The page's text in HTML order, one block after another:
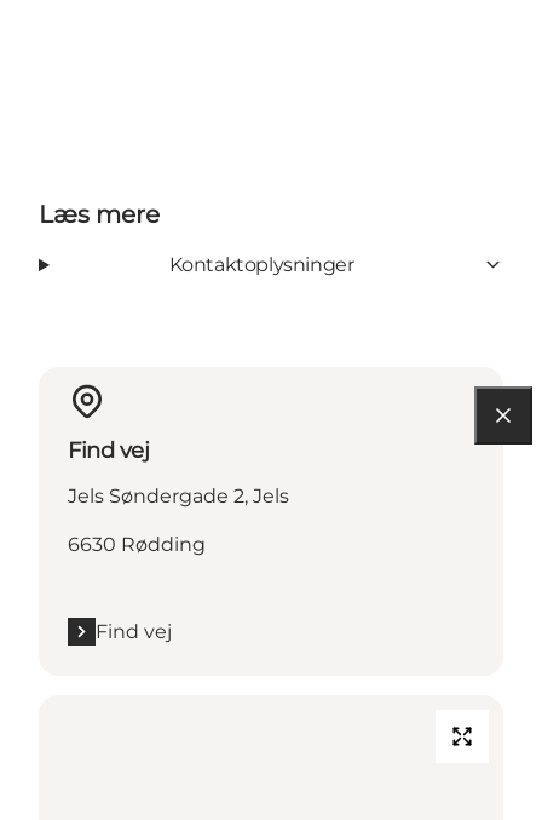
Læs mere
Kontaktoplysninger
Find vej
Jels Søndergade 2, Jels
6630 Rødding
Find vej